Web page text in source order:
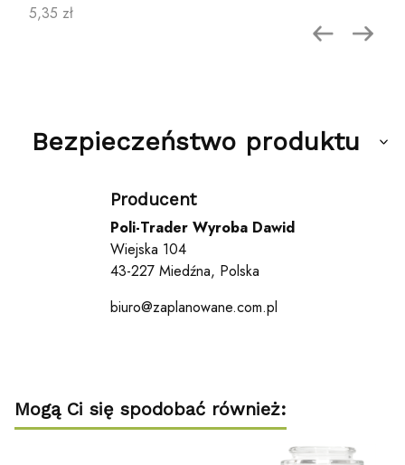
Cena
5,35 zł
Bezpieczeństwo produktu
Producent
Poli-Trader Wyroba Dawid
Wiejska 104
43-227 Miedźna, Polska
biuro@zaplanowane.com.pl
Mogą Ci się spodobać również: